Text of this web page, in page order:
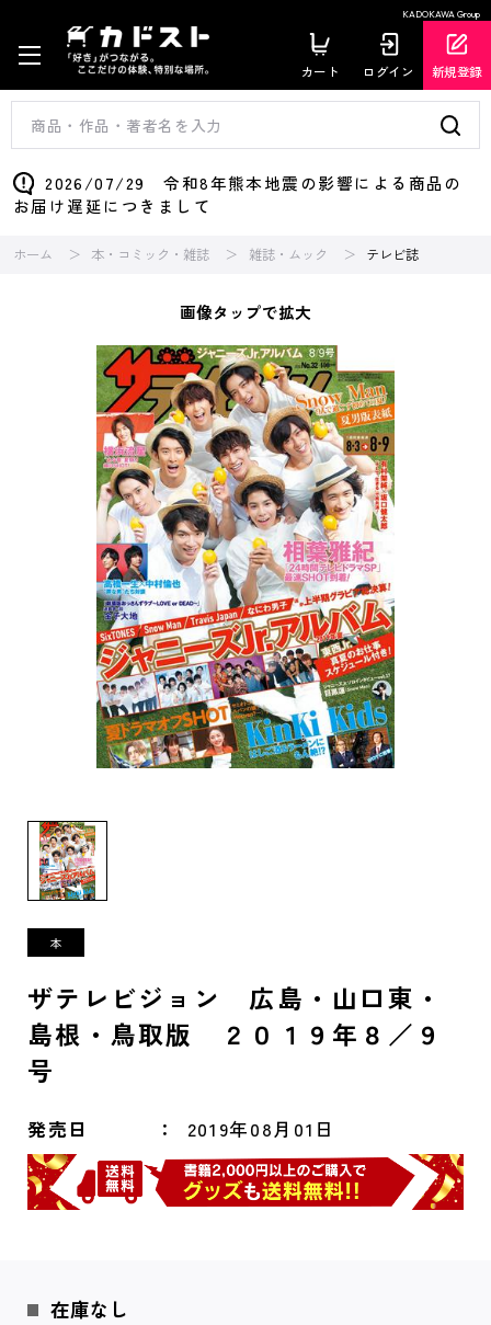
KADOKAWA Group
カート ログイン 新規登録
2026/07/29 令和8年熊本地震の影響による商品の
お届け遅延につきまして
ホーム 本・コミック・雑誌 雑誌・ムック テレビ誌
画像タップで拡大
ザテレビジョン 広島・山口東・
島根・鳥取版 ２０１９年８／９
号
発売日 2019年08月01日
在庫なし